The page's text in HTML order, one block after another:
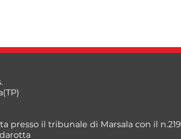
presso il tribunale di Marsala con il n.219